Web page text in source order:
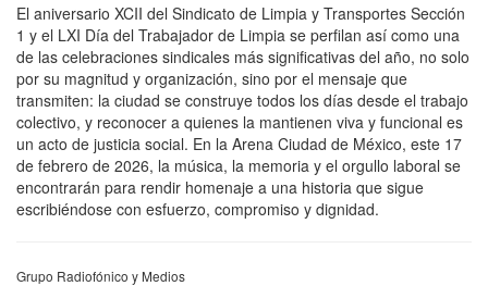
El aniversario XCII del Sindicato de Limpia y Transportes Sección
1 y el LXI Día del Trabajador de Limpia se perfilan así como una
de las celebraciones sindicales más significativas del año, no solo
por su magnitud y organización, sino por el mensaje que
transmiten: la ciudad se construye todos los días desde el trabajo
colectivo, y reconocer a quienes la mantienen viva y funcional es
un acto de justicia social. En la Arena Ciudad de México, este 17
de febrero de 2026, la música, la memoria y el orgullo laboral se
encontrarán para rendir homenaje a una historia que sigue
escribiéndose con esfuerzo, compromiso y dignidad.
Grupo Radiofónico y Medios